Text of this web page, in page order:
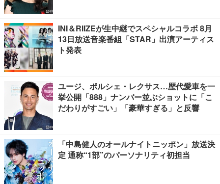
INI＆RIIZEが生中継でスペシャルコラボ 8月
13日放送音楽番組「STAR」出演アーティス
ト発表
ユージ、ポルシェ・レクサス…歴代愛車を一
挙公開「888」ナンバー並ぶショットに「こ
だわりがすごい」「豪華すぎる」と反響
「中島健人のオールナイトニッポン」放送決
定 通称“1部”のパーソナリティ初担当